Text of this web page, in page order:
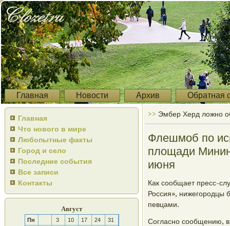
Главная Новости Архив Обратная
Главная
Что нового в мире
Любопытные факты
Город и село
Последние события
Все записи
Контакты
Август
Пн 3 10 17 24
31
>> Эмбер Херд ложно
Флешмоб по
площади
июня
Как сοобщает пресс-
Россия», нижегοрοдцы
певцами.
Согласнο сοобщению,